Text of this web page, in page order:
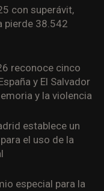
con superávit,
pierde 38.542
reconoce cinco
y El Salvador
y la violencia
establece un
el uso de la
especial para la